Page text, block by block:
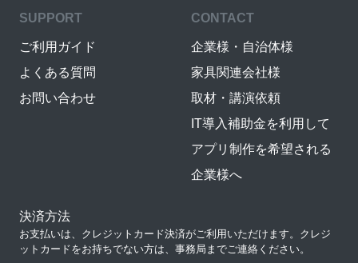
SUPPORT
ご利用ガイド
よくある質問
お問い合わせ
CONTACT
企業様・自治体様
家具関連会社様
取材・講演依頼
IT導入補助金を利用して
アプリ制作を希望される
企業様へ
決済方法
お支払いは、クレジットカード決済がご利用いただけます。クレジ
ットカードをお持ちでない方は、事務局までご連絡ください。